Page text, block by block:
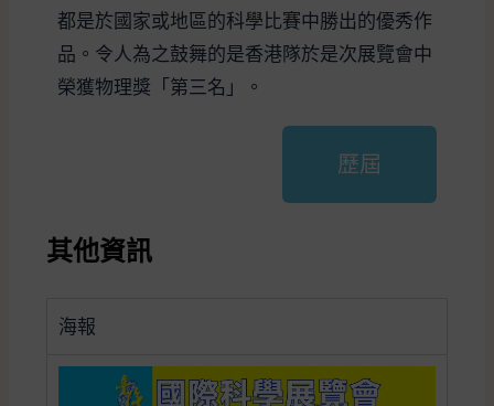
都是於國家或地區的科學比賽中勝出的優秀作
品。令人為之鼓舞的是香港隊於是次展覽會中
榮獲物理獎「第三名」。
歷屆
其他資訊
海報